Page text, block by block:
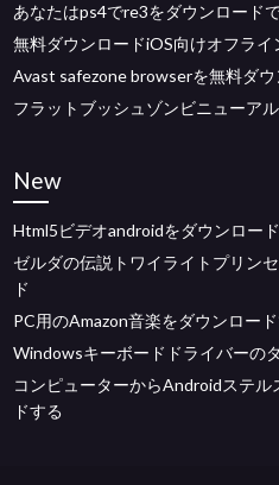
あなたはps4でre3をダウンロード
無料ダウンロードiOS向けオフライ
Avast safezone browserを無料ダウ
フラットブッシュゾンビニューア
New
Html5ビデオandroidをダウンロード
ゼルダの伝説トワイライトプリン
ド
PC用のAmazon音楽をダウンロー
Windowsキーボードドライバーの
コンピューターからAndroidステ
ドする